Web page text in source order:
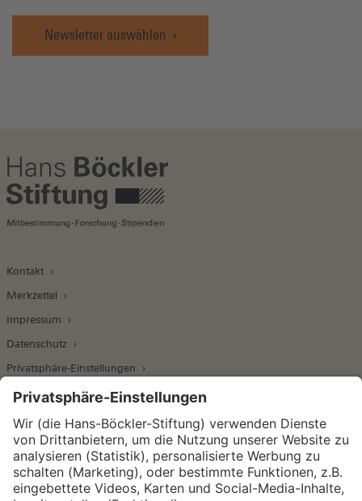
Newsletter auswählen
Kontakt
Merkzettel
Impressum
Datenschutz
Privatsphäre-Einstellungen
Wirtschafts- und Sozialwissenschaftliches Institut
Institut für Makroökonomie und